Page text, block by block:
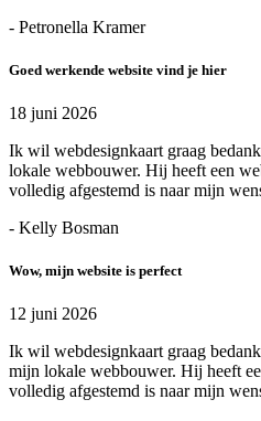
- Petronella Kramer
Goed werkende website vind je hier
18 juni 2026
Ik wil webdesignkaart graag
lokale webbouwer. Hij heeft een
volledig afgestemd is naar mijn
- Kelly Bosman
Wow, mijn website is perfect
12 juni 2026
Ik wil webdesignkaart graag
mijn lokale webbouwer. Hij heeft
volledig afgestemd is naar mijn